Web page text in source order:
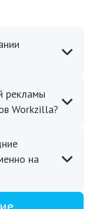
рекламы
Workzilla?
на